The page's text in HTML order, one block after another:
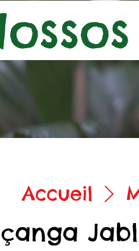
Accueil